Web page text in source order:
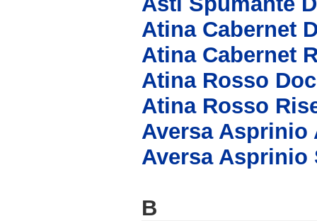
Atina Cabernet
Atina Cabernet
Atina Rosso Doc
Atina Rosso
Aversa Asprinio
Aversa Asprinio
B